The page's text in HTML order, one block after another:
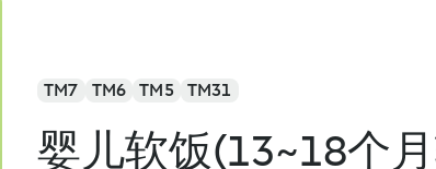
TM7 TM6 TM5 TM31
婴儿软饭(13~18个